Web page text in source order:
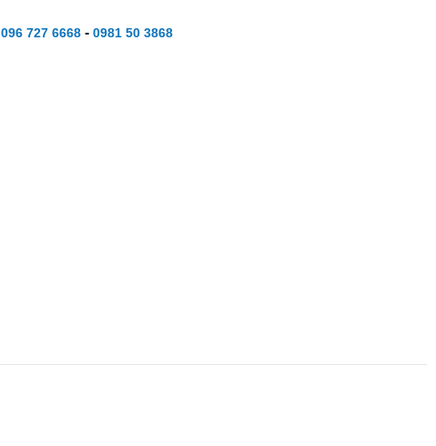
096 727 6668- 0981 50 3868